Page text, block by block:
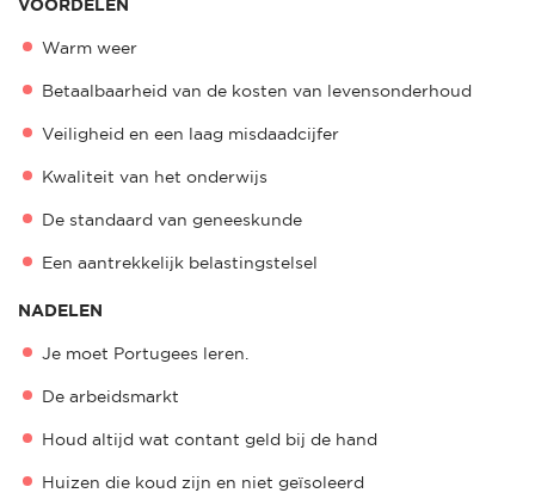
VOORDELEN
Warm weer
Betaalbaarheid van de kosten van levensonderhoud
Veiligheid en een laag misdaadcijfer
Kwaliteit van het onderwijs
De standaard van geneeskunde
Een aantrekkelijk belastingstelsel
NADELEN
Je moet Portugees leren.
De arbeidsmarkt
Houd altijd wat contant geld bij de hand
Huizen die koud zijn en niet geïsoleerd